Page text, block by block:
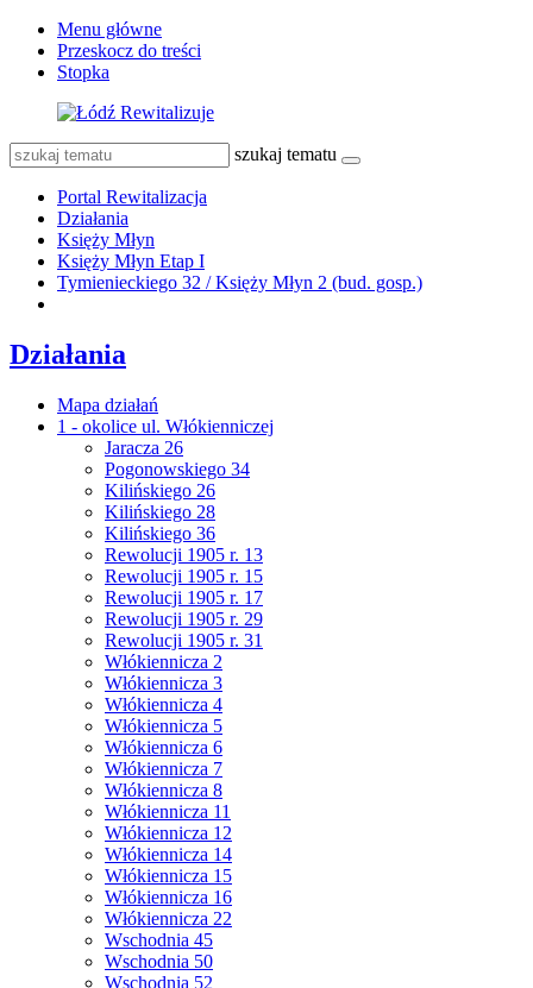
Menu główne
Przeskocz do treści
Stopka
szukaj tematu
Portal Rewitalizacja
Działania
Księży Młyn
Księży Młyn Etap I
Tymienieckiego 32 / Księży Młyn 2 (bud. gosp.)
Działania
Mapa działań
1 - okolice ul. Włókienniczej
Jaracza 26
Pogonowskiego 34
Kilińskiego 26
Kilińskiego 28
Kilińskiego 36
Rewolucji 1905 r. 13
Rewolucji 1905 r. 15
Rewolucji 1905 r. 17
Rewolucji 1905 r. 29
Rewolucji 1905 r. 31
Włókiennicza 2
Włókiennicza 3
Włókiennicza 4
Włókiennicza 5
Włókiennicza 6
Włókiennicza 7
Włókiennicza 8
Włókiennicza 11
Włókiennicza 12
Włókiennicza 14
Włókiennicza 15
Włókiennicza 16
Włókiennicza 22
Wschodnia 45
Wschodnia 50
Wschodnia 52